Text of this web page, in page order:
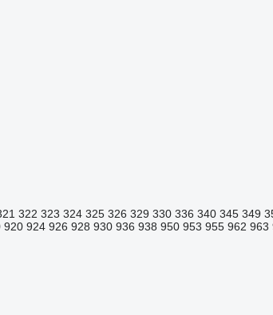
322 323 324 325 326 329 330 336 340 345 349
920 924 926 928 930 936 938 950 953 955 962 963